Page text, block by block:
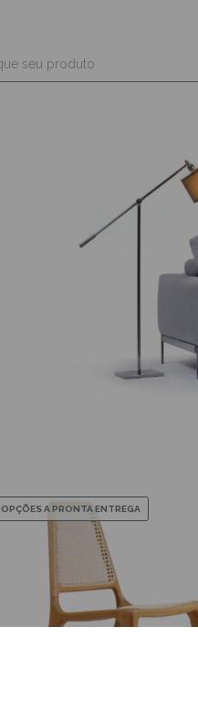
OPÇÕES A PRONTA ENTREGA